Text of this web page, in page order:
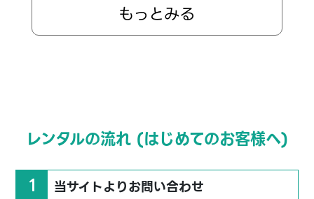
もっとみる
レンタルの流れ (はじめてのお客様へ)
1
当サイトよりお問い合わせ